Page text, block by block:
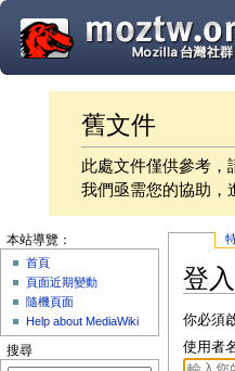
舊文件
此處文件僅供參考，
我們亟需您的協助，
登入
你必須
使用者
本站導覽：
首頁
頁面近期變動
隨機頁面
Help about MediaWiki
搜尋